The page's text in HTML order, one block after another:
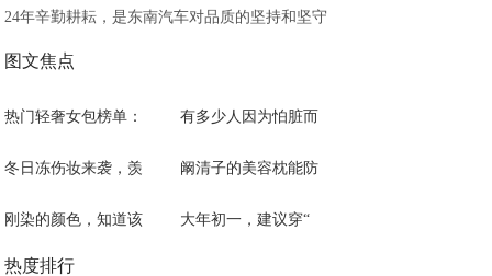
24年辛勤耕耘，是东南汽车对品质的坚持和坚守
图文焦点
热门轻奢女包榜单： 有多少人因为怕脏而
冬日冻伤妆来袭，羡 阚清子的美容枕能防
刚染的颜色，知道该 大年初一，建议穿“
热度排行